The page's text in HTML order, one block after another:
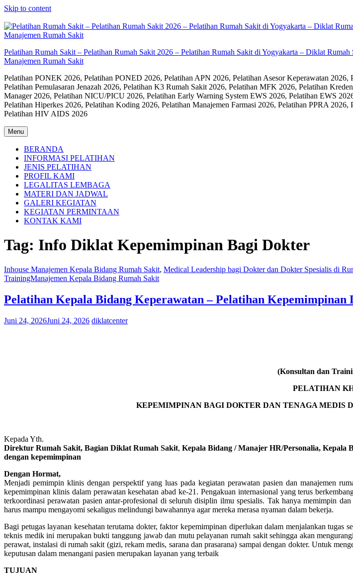
Skip to content
Pelatihan Rumah Sakit – Pelatihan Rumah Sakit 2026 – Pelatihan Rumah Sakit di Yogyakarta – Diklat
Manajemen Rumah Sakit
Pelatihan PONEK 2026, Pelatihan PONED 2026, Pelatihan APN 2026, Pelatihan Asesor Keperawatan
Pelatihan Pemulasaran Jenazah 2026, Pelatihan K3 Rumah Sakit 2026, Pelatihan MFK 2026, Pelatihan
Manager 2026, Pelatihan NICU/PICU 2026, Pelatihan Early Warning System EWS 2026, Pelatihan EWS
Pelatihan Hiperkes 2026, Pelatihan Koding 2026, Pelatihan Manajemen Farmasi 2026, Pelatihan PPRA
Pelatihan HIV AIDS 2026
Menu
BERANDA
INFORMASI PELATIHAN
JENIS PELATIHAN
PROFIL KAMI
LEGALITAS LEMBAGA
MATERI DAN JADWAL
GALERI KEGIATAN
KEGIATAN PERMINTAAN
KONTAK KAMI
Tag: Info Diklat Kepemimpinan Bagi Dokter
Inhouse Manajemen Kepala Bidang Rumah Sakit, Medical Leadership bagi Dokter dan Dokter Spesialis di
TrainingManajemen Kepala Bidang Rumah Sakit
Pelatihan Kepala Bidang Keperawatan – Pelatihan Kepemimpinan
Juni 24, 2026Juni 24, 2026 diklatcenter
(Konsultan dan
PELATIHAN
KEPEMIMPINAN BAGI DOKTER DAN TENAGA MEDIS
Kepada Yth.
Direktur Rumah Sakit, Bagian Diklat Rumah Sakit, Kepala Bidang / Manajer HR/Personalia, Kepala
dengan kepemimpinan
Dengan Hormat,
Menjadi pemimpin klinis dengan perspektif yang luas pada kegiatan perawatan pasien dan manajemen
kepemimpinan klinis dalam perawatan kesehatan abad ke-21. Pengakuan internasional yang terus
terkoordinasi perawatan pasien antar-profesional di seluruh disiplin ilmu spesialis. Tak hanya memimpin
harus mampu mengayomi sekaligus melindungi bawahannya agar mereka merasa nyaman dalam bekerja.
Bagi petugas layanan kesehatan terutama dokter, faktor kepemimpinan diperlukan dalam menjalankan
teknis medik ini merupakan bukti tanggung jawab dan mutu pelayanan rumah sakit sehingga akan
perawat, instalasi di rumah sakit (gizi, rekam medis, sarana dan prasarana) sampai dengan dokter. Untuk
keputusan dalam menangani pasien merupakan layanan yang terbaik
TUJUAN